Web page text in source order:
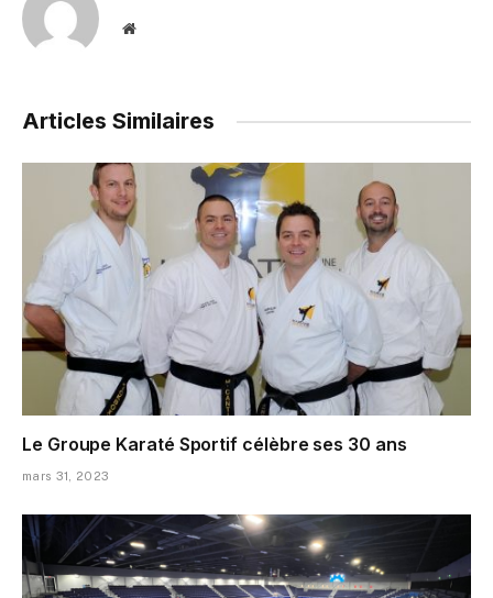
Website
Articles Similaires
Le Groupe Karaté Sportif célèbre ses 30 ans
mars 31, 2023